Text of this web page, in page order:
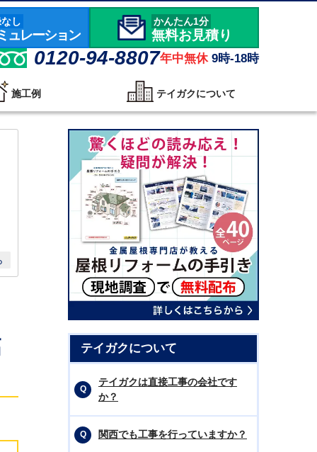
し
ュレーション
かんたん1分
無料お見積り
0120-94-8807年中無休 9時-18時
施工例 テイガクについて
テイガクについて
テイガクは直接工事の会社です
か？
関西でも工事を行っていますか？